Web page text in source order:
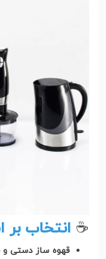
☕ انتخاب
قهوه ساز دستی و